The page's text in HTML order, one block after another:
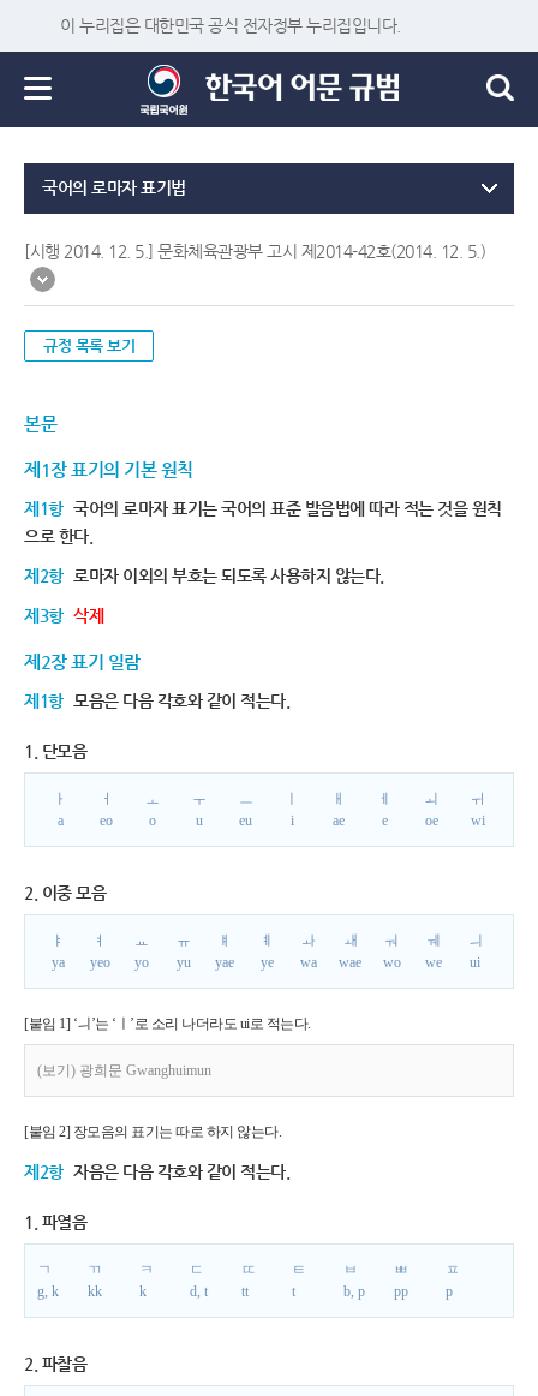
이 누리집은 대한민국 공식 전자정부 누리집입니다.
국어의 로마자 표기법
[시행 2014. 12. 5.] 문화체육관광부 고시 제2014-42호(2014. 12. 5.)
규정 목록 보기
본문
제1장 표기의 기본 원칙
제1항 국어의 로마자 표기는 국어의 표준 발음법에 따라 적는 것을 원칙
으로 한다.
제2항 로마자 이외의 부호는 되도록 사용하지 않는다.
제3항 삭제
제2장 표기 일람
제1항 모음은 다음 각호와 같이 적는다.
1. 단모음
ㅏ
a
ㅓ
eo
ㅗ
o
ㅜ
u
ㅡ
eu
i
ㅐ
ae
ㅔ
e
ㅚ
oe
ㅟ
wi
2. 이중 모음
ㅑ
ya
ㅕ
yeo
ㅛ
yo
ㅠ
yu
ㅒ
yae
ㅖ
ye
ㅘ
wa
ㅙ
wae
ㅝ
wo
ㅞ
we
ㅢ
ui
[붙임 1] ‘ㅢ’는 ‘ㅣ’로 소리 나더라도 ui로 적는다.
(보기) 광희문 Gwanghuimun
[붙임 2] 장모음의 표기는 따로 하지 않는다.
제2항 자음은 다음 각호와 같이 적는다.
1. 파열음
ㄱ
g, k
ㄲ
kk
ㅋ
k
ㄷ
d, t
ㄸ
tt
ㅌ
t
ㅂ
b, p
ㅃ
pp
ㅍ
p
2. 파찰음